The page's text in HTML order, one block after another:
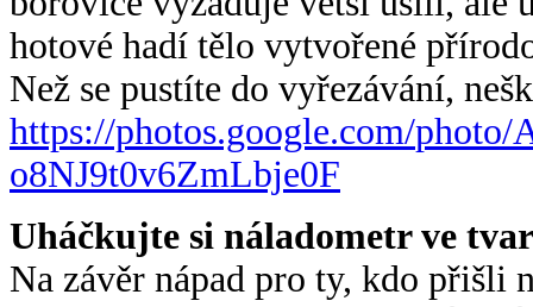
hotové hadí tělo vytvořené
Než se pustíte do vyřezávání,
https://photos.google.com/photo/
o8NJ9t0v6ZmLbje0F
Uháčkujte si náladometr ve
Na závěr nápad pro ty, kdo přišli